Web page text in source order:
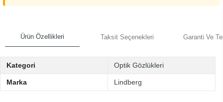
Ürün Özellikleri Taksit Seçenekleri Garanti Ve
Kategori Optik Gözlükleri
Marka Lindberg